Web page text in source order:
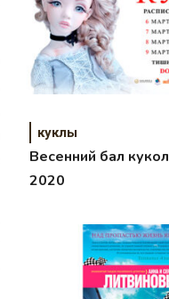
куклы
Весенний бал кукол
2020